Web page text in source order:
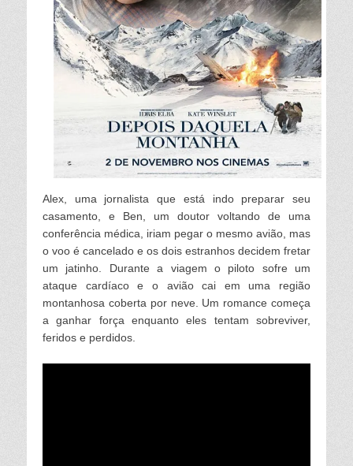
Alex, uma jornalista que está indo preparar seu
casamento, e Ben, um doutor voltando de uma
conferência médica, iriam pegar o mesmo avião, mas
o voo é cancelado e os dois estranhos decidem fretar
um jatinho. Durante a viagem o piloto sofre um
ataque cardíaco e o avião cai em uma região
montanhosa coberta por neve. Um romance começa
a ganhar força enquanto eles tentam sobreviver,
feridos e perdidos.